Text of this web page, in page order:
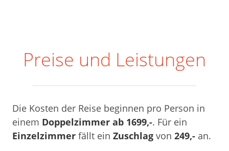
Preise und Leistungen
Die Kosten der Reise beginnen pro Person in
einem Doppelzimmer ab 1699,-. Für ein
Einzelzimmer fällt ein Zuschlag von 249,- an.